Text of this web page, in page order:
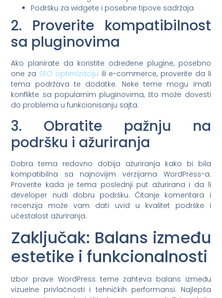
Podršku za widgete i posebne tipove sadržaja
2. Proverite kompatibilnost
sa pluginovima
Ako planirate da koristite određene plugine, posebno
one za SEO optimizaciju ili e-commerce, proverite da li
tema podržava te dodatke. Neke teme mogu imati
konflikte sa popularnim pluginovima, što može dovesti
do problema u funkcionisanju sajta.
3. Obratite pažnju na
podršku i ažuriranja
Dobra tema redovno dobija ažuriranja kako bi bila
kompatibilna sa najnovijim verzijama WordPress-a.
Proverite kada je tema poslednji put ažurirana i da li
developer nudi dobru podršku. Čitanje komentara i
recenzija može vam dati uvid u kvalitet podrške i
učestalost ažuriranja.
Zaključak: Balans između
estetike i funkcionalnosti
Izbor prave WordPress teme zahteva balans između
vizuelne privlačnosti i tehničkih performansi. Najlepša